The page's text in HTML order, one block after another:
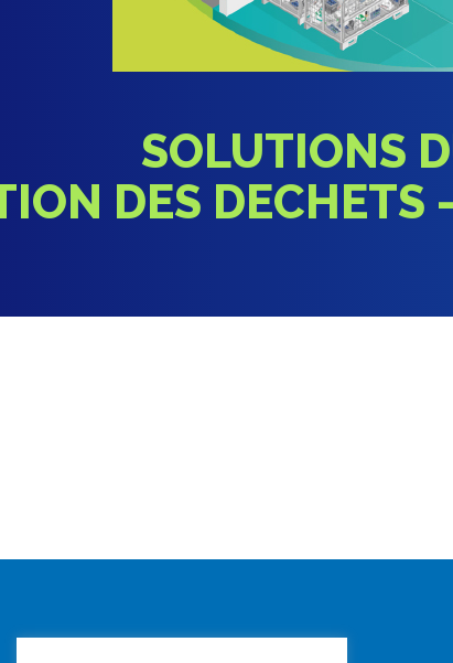
SOLUTIONS
DES